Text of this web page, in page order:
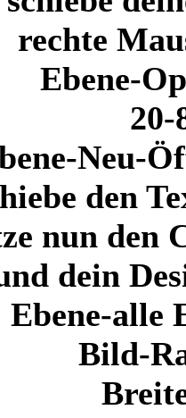
rechte
Ebene-
20-
Neu-
den
nun den
dein
Ebene-alle
Bild-